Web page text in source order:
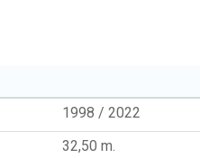
1998 / 2022
32,50 m.